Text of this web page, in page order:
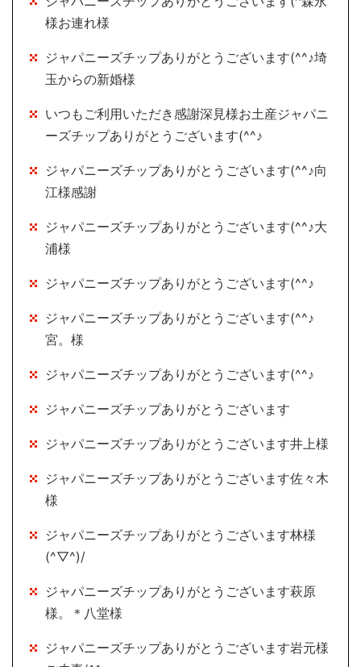
様お連れ様
ジャパニーズチップありがとうございます(^^♪埼
玉からの新婚様
いつもご利用いただき感謝深見様お土産ジャパニ
ーズチップありがとうございます(^^♪
ジャパニーズチップありがとうございます(^^♪向
江様感謝
ジャパニーズチップありがとうございます(^^♪大
浦様
ジャパニーズチップありがとうございます(^^♪
ジャパニーズチップありがとうございます(^^♪
宮。様
ジャパニーズチップありがとうございます(^^♪
ジャパニーズチップありがとうございます
ジャパニーズチップありがとうございます井上様
ジャパニーズチップありがとうございます佐々木
様
ジャパニーズチップありがとうございます林様
(^▽^)/
ジャパニーズチップありがとうございます萩原
様。＊八堂様
ジャパニーズチップありがとうございます岩元様